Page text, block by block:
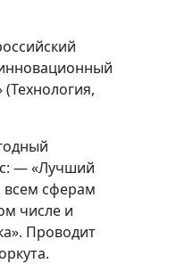
— «Лучший
всем сферам
числе и
Проводит